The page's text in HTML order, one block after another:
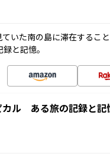
いた南の島に滞在するこ
と記憶。
カル ある旅の記録と